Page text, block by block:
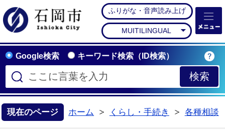
石岡市公式ホームペー
ふりがな・音声読み上げ
MUITILINGUAL
Google検索 キーワード検索（ID検索）
現在のページ ホーム
くらし・手続き
各種相談